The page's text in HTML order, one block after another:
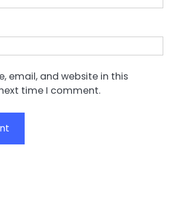
email, and website in this
time I comment.